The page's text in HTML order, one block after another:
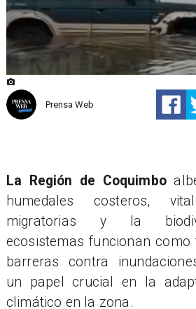
Prensa Web
La Región de Coquimbo
humedales costeros,
migratorias y la
ecosistemas funcionan
barreras contra
un papel crucial en la
climático en la zona.